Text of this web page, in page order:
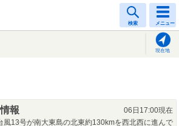
検索 メニュー
現在地
報
06日17:00現在
風13号が南大東島の北東約130kmを西北西に進んで